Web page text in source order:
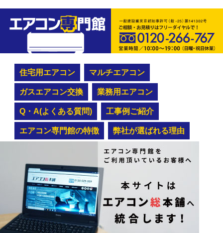
住宅用エアコン マルチエアコン
ガスエアコン交換 業務用エアコン
Q・A(よくある質問) 工事例ご紹介
エアコン専門館の特徴 弊社が選ばれる理由